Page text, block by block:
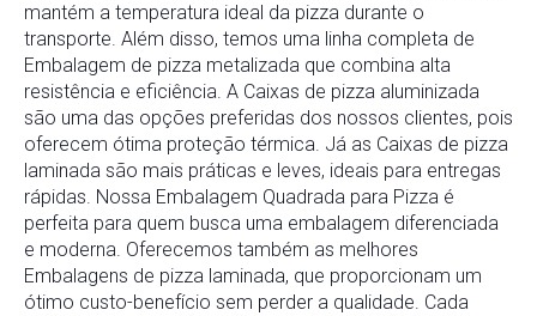
mantém a temperatura ideal da pizza durante o
transporte. Além disso, temos uma linha completa de
Embalagem de pizza metalizada que combina alta
resistência e eficiência. A Caixas de pizza aluminizada
são uma das opções preferidas dos nossos clientes, pois
oferecem ótima proteção térmica. Já as Caixas de pizza
laminada são mais práticas e leves, ideais para entregas
rápidas. Nossa Embalagem Quadrada para Pizza é
perfeita para quem busca uma embalagem diferenciada
e moderna. Oferecemos também as melhores
Embalagens de pizza laminada, que proporcionam um
ótimo custo-benefício sem perder a qualidade. Cada